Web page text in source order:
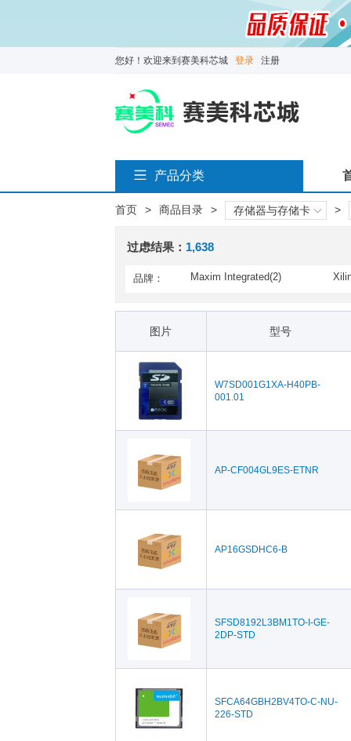
您好！欢迎来到赛美科芯城 登录 注册
产品分类
首页 > 商品目录 > 存储器与存储卡 >
过虑结果： 1,638
品牌： Maxim Integrated(2)
TDK Corporation(86)
图片 型号
W7SD001G1XA-H40PB-
001.01
AP-CF004GL9ES-ETNR
AP16GSDHC6-B
SFSD8192L3BM1TO-I-GE-
2DP-STD
SFCA64GBH2BV4TO-C-NU-
226-STD